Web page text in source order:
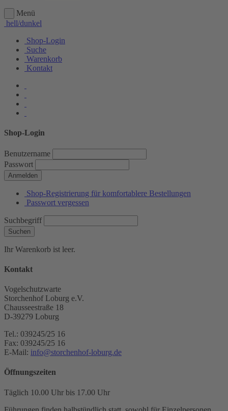
Menü
hell/dunkel
Shop-Login
Suche
Warenkorb
Kontakt
Shop-Login
Benutzername
Passwort
Anmelden
Shop-Registrierung für komfortablere Bestellungen
Passwort vergessen
Suchbegriff
Suchen
Ihr Warenkorb ist leer.
Kontakt
Vogelschutzwarte
Storchenhof Loburg e.V.
Chausseestraße 18
D-39279 Loburg
Tel.: 039245/25 16
Fax: 039245/25 16
E-Mail: info@storchenhof-loburg.de
Öffnungszeiten
Täglich 10.00 Uhr bis 17.00 Uhr